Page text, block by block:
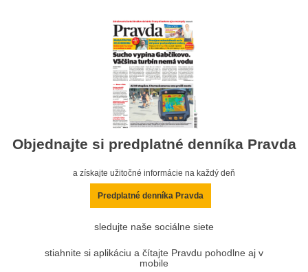
Objednajte si predplatné denníka Pravda
a získajte užitočné informácie na každý deň
Predplatné denníka Pravda
sledujte naše sociálne siete
stiahnite si aplikáciu a čítajte Pravdu pohodlne aj v
mobile